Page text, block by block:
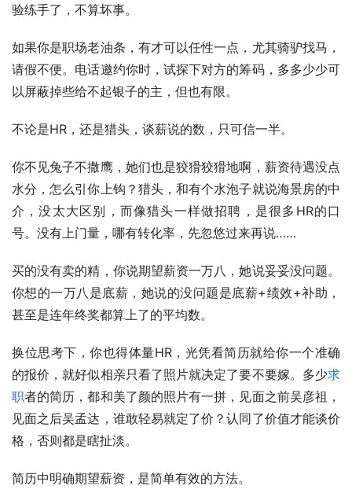
验练手了，不算坏事。
如果你是职场老油条，有才可以任性一点，尤其骑驴找马，
请假不便。电话邀约你时，试探下对方的筹码，多多少少可
以屏蔽掉些给不起银子的主，但也有限。
不论是HR，还是猎头，谈薪说的数，只可信一半。
你不见兔子不撒鹰，她们也是狡猾狡猾地啊，薪资待遇没点
水分，怎么引你上钩？猎头，和有个水泡子就说海景房的中
介，没太大区别，而像猎头一样做招聘，是很多HR的口
号。没有上门量，哪有转化率，先忽悠过来再说……
买的没有卖的精，你说期望薪资一万八，她说妥妥没问题。
你想的一万八是底薪，她说的没问题是底薪+绩效+补助，
甚至是连年终奖都算上了的平均数。
换位思考下，你也得体量HR，光凭看简历就给你一个准确
的报价，就好似相亲只看了照片就决定了要不要嫁。多少求
职者的简历，都和美了颜的照片有一拼，见面之前吴彦祖，
见面之后吴孟达，谁敢轻易就定了价？认同了价值才能谈价
格，否则都是瞎扯淡。
简历中明确期望薪资，是简单有效的方法。